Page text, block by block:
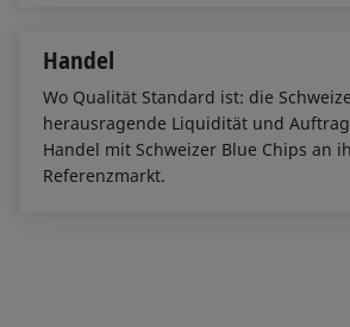
Handel
Wo Qualität Standard ist: die
herausragende Liquidität und
Handel mit Schweizer Blue Chips an
Referenzmarkt.